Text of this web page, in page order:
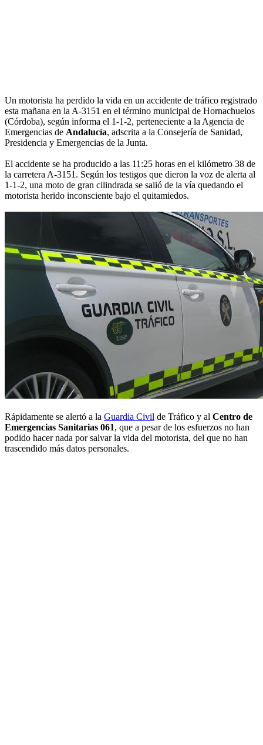
Un motorista ha perdido la vida en un accidente de tráfico registrado
esta mañana en la A-3151 en el término municipal de Hornachuelos
(Córdoba), según informa el 1-1-2, perteneciente a la Agencia de
Emergencias de Andalucía, adscrita a la Consejería de Sanidad,
Presidencia y Emergencias de la Junta.
El accidente se ha producido a las 11:25 horas en el kilómetro 38 de
la carretera A-3151. Según los testigos que dieron la voz de alerta al
1-1-2, una moto de gran cilindrada se salió de la vía quedando el
motorista herido inconsciente bajo el quitamiedos.
Rápidamente se alertó a la Guardia Civil de Tráfico y al Centro de
Emergencias Sanitarias 061, que a pesar de los esfuerzos no han
podido hacer nada por salvar la vida del motorista, del que no han
trascendido más datos personales.